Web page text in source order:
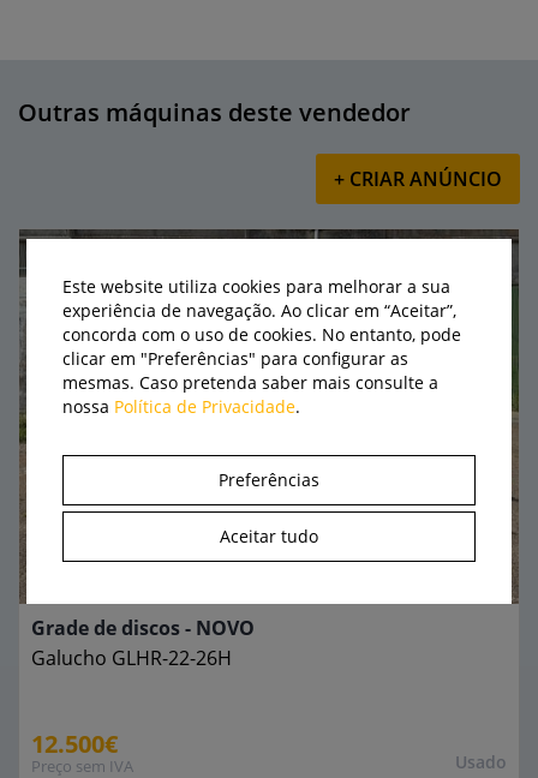
Outras máquinas deste vendedor
+ CRIAR ANÚNCIO
Usado
Grade de discos - NOVO
Galucho GLHR-22-26H
12.500€
Preço sem IVA
Este website utiliza cookies para melhorar a sua
experiência de navegação. Ao clicar em “Aceitar”,
concorda com o uso de cookies. No entanto, pode
clicar em "Preferências" para configurar as
mesmas. Caso pretenda saber mais consulte a
nossa Política de Privacidade.
Preferências
Aceitar tudo